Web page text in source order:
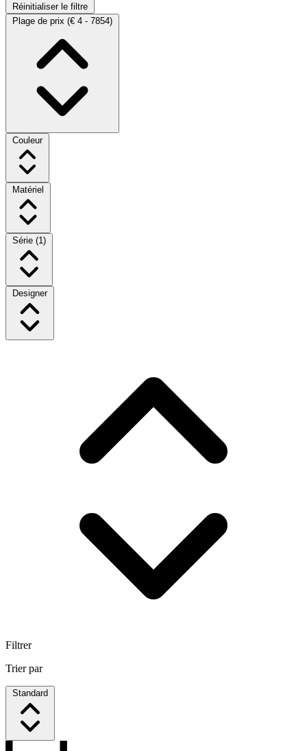
Réinitialiser le filtre
Plage de prix (€ 4 - 7854)
Couleur
Matériel
Série (1)
Designer
Filtrer
Trier par
Standard